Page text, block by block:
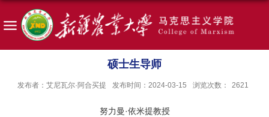
硕士生导师
发布者：艾尼瓦尔·阿合买提 发布时间：2024-03-15 浏览次数： 2621
努力曼·依米提教授